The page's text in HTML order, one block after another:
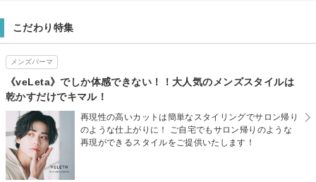
こだわり特集
メンズパーマ
《veLeta》でしか体感できない！！大人気のメンズスタイルは
乾かすだけでキマル！
再現性の高いカットは簡単なスタイリングでサロン帰り
のような仕上がりに！ ご自宅でもサロン帰りのような
再現ができるスタイルをご提供いたします！